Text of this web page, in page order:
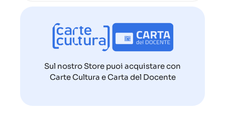
Sul nostro Store puoi acquistare con
Carte Cultura e Carta del Docente